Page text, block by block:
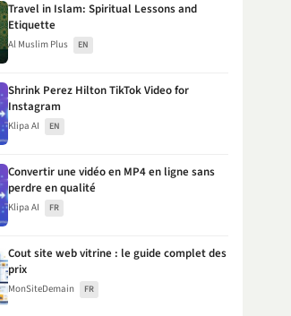
Travel in Islam: Spiritual Lessons and
Etiquette
Al Muslim Plus EN
Shrink Perez Hilton TikTok Video for
Instagram
Klipa AI EN
Convertir une vidéo en MP4 en ligne sans
perdre en qualité
Klipa AI FR
Cout site web vitrine : le guide complet des
prix
MonSiteDemain FR